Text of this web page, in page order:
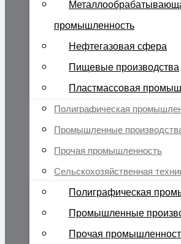
промышленность
Нефтегазовая сфера
Пищевые производства
Пластмассовая
Полиграфическая
Промышленные
Прочая промышленность
Сельскохозяйственная
Полиграфическая
Промышленные
Прочая